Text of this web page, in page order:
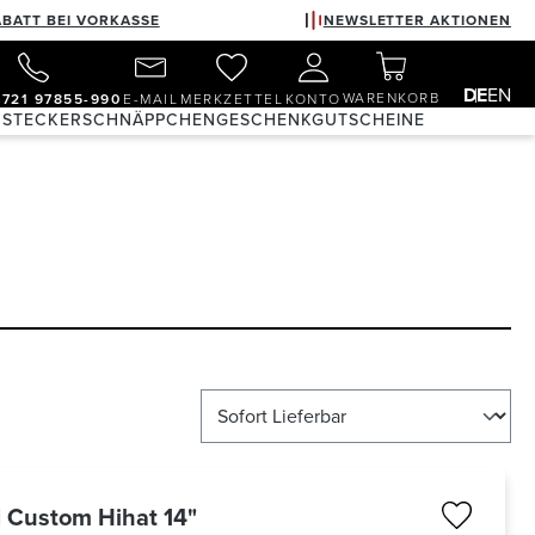
BEI VORKASSE NEWSLETTER AKTIONEN
97855-990 E-MAIL MERKZETTEL KONTOWARENKORB DEEN
SCHNÄPPCHENGESCHENKGUTSCHEINE
Hihat 14"